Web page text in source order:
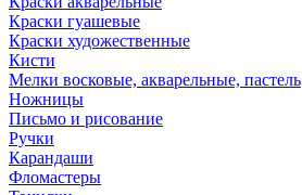
Краски гуашевые
Краски художественные
Кисти
Мелки восковые, акварельные, пастель
Ножницы
Письмо и рисование
Ручки
Карандаши
Фломастеры